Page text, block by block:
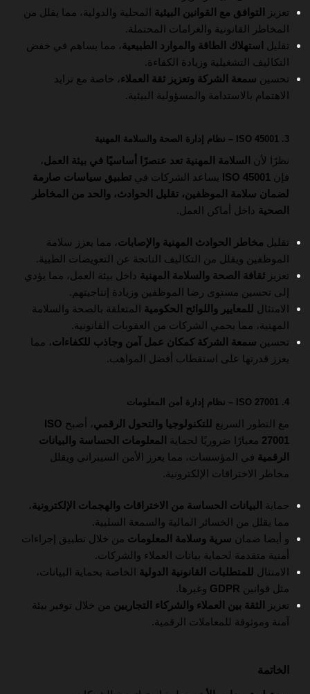
تعزيز
التوافق مع القوانين البيئية المحلية والدولية، مما يقلل من
المخاطر القانونية والغرامات المحتملة.
تقليل استهلاك الطاقة والموارد الطبيعية، مما يساهم في خفض
التكاليف التشغيلية وزيادة الكفاءة.
تحسين سمعة الشركة وتعزيز ثقة العملاء، خاصة مع تزايد
الاهتمام بالاستدامة والمسؤولية البيئية.
3. ISO 45001 – نظام إدارة الصحة والسلامة المهنية
نظرًا لأن السلامة المهنية تعد عنصرًا أساسيًا في بيئة العمل،
فإن ISO 45001 يساعد الشركات في تطبيق سياسات صارمة
لضمان سلامة الموظفين، تقليل الحوادث، والحد من المخاطر
الصحية داخل أماكن العمل.
تقليل مخاطر الحوادث المهنية والإصابات، مما يعزز سلامة
الموظفين ويقلل من التكاليف الناتجة عن التعويضات الطبية.
تعزيز ثقافة الصحة والسلامة المهنية داخل بيئة العمل، مما يؤدي
إلى تحسين مستوى رضا الموظفين وزيادة إنتاجيتهم.
الامتثال للمعايير واللوائح الحكومية المتعلقة بالصحة والسلامة
المهنية، مما يحمي الشركات من العقوبات القانونية.
تحسين سمعة الشركة كمكان عمل آمن وجاذب للكفاءات، مما
يعزز قدرتها على استقطاب أفضل المواهب.
4. ISO 27001 – نظام إدارة أمن المعلومات
مع التطور السريع للتكنولوجيا والتحول الرقمي، أصبح ISO
27001 معيارًا ضروريًا لحماية
المعلومات الحساسة والبيانات
الرقمية في المؤسسات، مما يعزز الأمن السيبراني ويقلل
مخاطر الاختراقات الإلكترونية.
حماية البيانات الحساسة من الاختراقات والهجمات الإلكترونية،
مما يقلل من الخسائر المالية والسمعة السلبية.
و أيضا ضمان سرية وسلامة المعلومات من خلال تطبيق إجراءات
أمنية متقدمة لحماية بيانات العملاء والشركات.
الامتثال للمتطلبات القانونية الدولية الخاصة بحماية البيانات،
مثل قوانين GDPR وغيرها.
تعزيز
الثقة بين العملاء والشركاء التجاريين من خلال توفير بيئة
آمنة وموثوقة للمعاملات الرقمية.
الخاتمة